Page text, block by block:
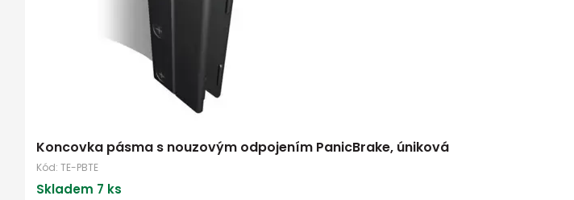
Koncovka pásma s nouzovým odpojením PanicBrake, úniková
Kód: TE-PBTE
Skladem 7 ks